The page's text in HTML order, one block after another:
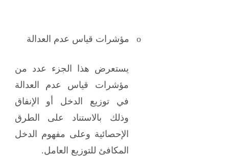
o مؤشرات قياس عدم العدالة
يستعرض هذا الجزء عدد من
مؤشرات قياس عدم العدالة
في توزيع الدخل أو الإنفاق
وذلك بالاستناد على الطرق
الإحصائية وعلى مفهوم الدخل
المكافئ للتوزيع العامل.